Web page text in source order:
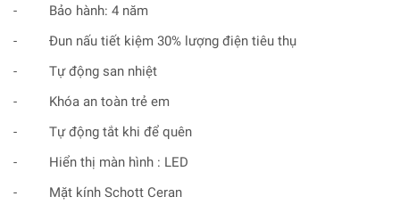
- Bảo hành: 4 năm
- Đun nấu tiết kiệm 30% lượng điện tiêu thụ
- Tự động san nhiệt
- Khóa an toàn trẻ em
- Tự động tắt khi để quên
- Hiển thị màn hình : LED
- Mặt kính Schott Ceran